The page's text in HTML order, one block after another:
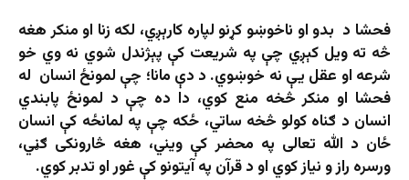
فحشا د بدو او ناخوښو کړنو لپاره کارېږي، لکه زنا او منکر هغه
څه ته ویل کېږي چې په شریعت کې پېژندل شوي نه وي خو
شرعه او عقل یې نه خوښوي. د دې مانا؛ چې لمونځ انسان له
فحشا او منکر څخه منع کوي، دا ده چې د لمونځ پابندي
انسان د ګناه کولو څخه ساتي، ځکه چې په لمانځه کې انسان
ځان د الله تعالی په محضر کې ویني، هغه څارونکی ګڼي،
ورسره راز و نیاز کوي او د قرآن په آیتونو کې غور او تدبر کوي.